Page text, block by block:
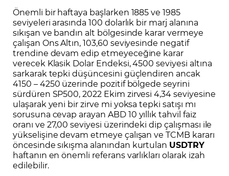
Önemli bir haftaya başlarken 1885 ve 1985
seviyeleri arasında 100 dolarlık bir marj alanına
sıkışan ve bandın alt bölgesinde karar vermeye
çalışan Ons Altın, 103,60 seviyesinde negatif
trendine devam edip etmeyeceğine karar
verecek Klasik Dolar Endeksi, 4500 seviyesi altına
sarkarak tepki düşüncesini güçlendiren ancak
4150 – 4250 üzerinde pozitif bölgede seyrini
sürdüren SP500, 2022 Ekim zirvesi 4,34 seviyesine
ulaşarak yeni bir zirve mi yoksa tepki satışı mı
sorusuna cevap arayan ABD 10 yıllık tahvil faiz
oranı ve 27,00 seviyesi üzerindeki dip çalışması ile
yükselişine devam etmeye çalışan ve TCMB kararı
öncesinde sıkışma alanından kurtulan USDTRY
haftanın en önemli referans varlıkları olarak izah
edilebilir.